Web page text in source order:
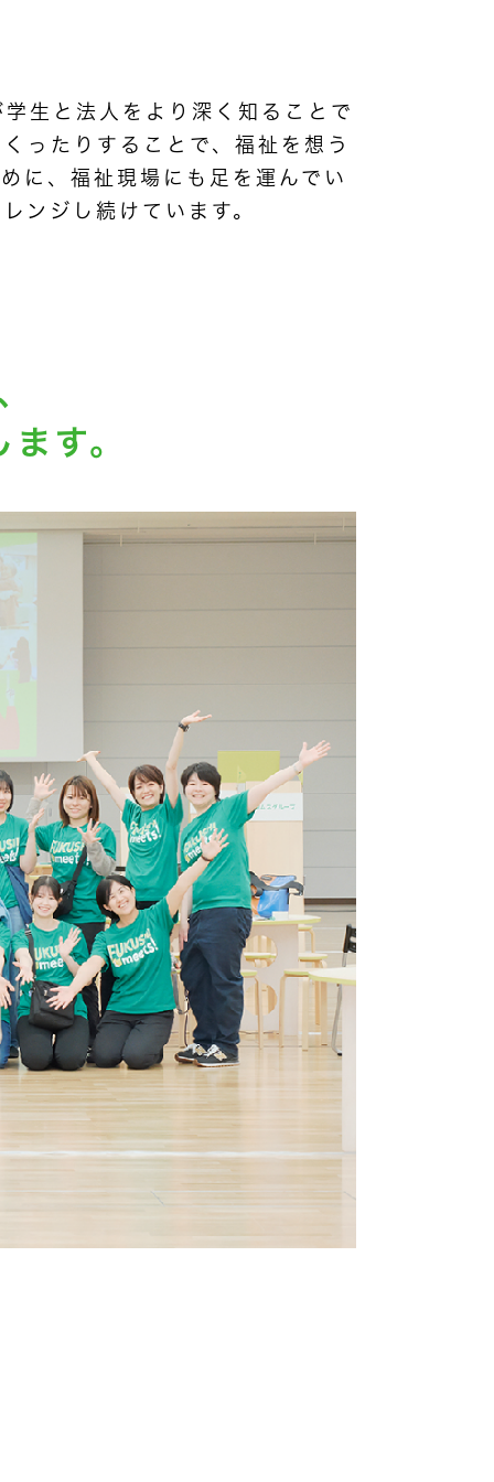
生と法人をより深く知ることで
ったりすることで、福祉を想う
に、福祉現場にも足を運んでい
ンジし続けています。
す。